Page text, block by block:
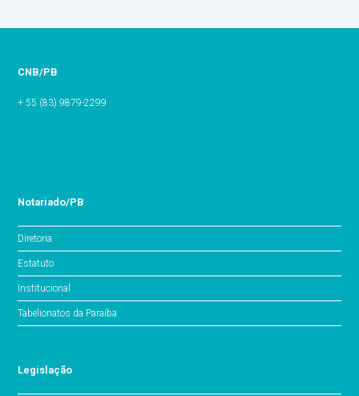
CNB/PB
+ 55 (83) 9879-2299
Notariado/PB
Diretoria
Estatuto
Institucional
Tabelionatos da Paraíba
Legislação